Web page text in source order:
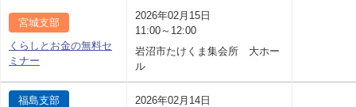
宮城支部
くらしとお金の無料セ
ミナー
2026年02月15日
11:00～12:00
岩沼市たけくま集会所 大ホー
ル
福島支部
2026年02月14日